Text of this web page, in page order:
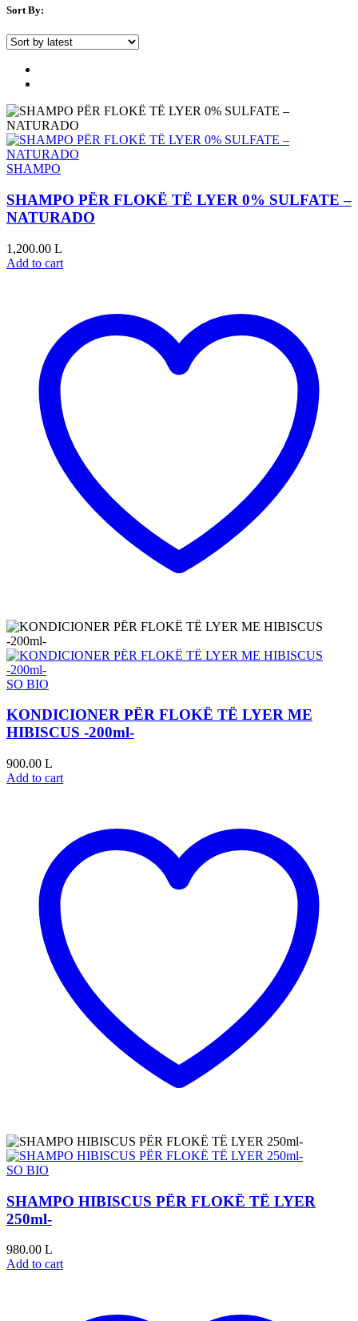
Sort By:
SHAMPO
SHAMPO PËR FLOKË TË LYER 0% SULFATE –
NATURADO
1,200.00 L
Add to cart
SO BIO
KONDICIONER PËR FLOKË TË LYER ME
HIBISCUS -200ml-
900.00 L
Add to cart
SO BIO
SHAMPO HIBISCUS PËR FLOKË TË LYER
250ml-
980.00 L
Add to cart